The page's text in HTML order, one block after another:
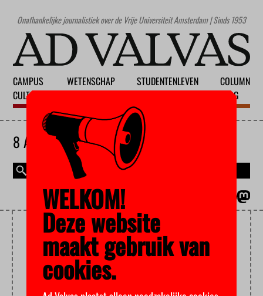
Onafhankelijke journalistiek over de Vrije Universiteit Amsterdam | Sinds 1953
CAMPUS
CULTUUR
WETENSCHAP
STUDENTENLEVEN
COLUMN
BLOG
8 AUGUSTUS 2026
ONDERWIJSAANBOD
WELKOM!
Deze website
maakt gebruik van
cookies.